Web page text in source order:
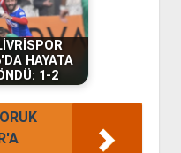
HAYATA
1-2